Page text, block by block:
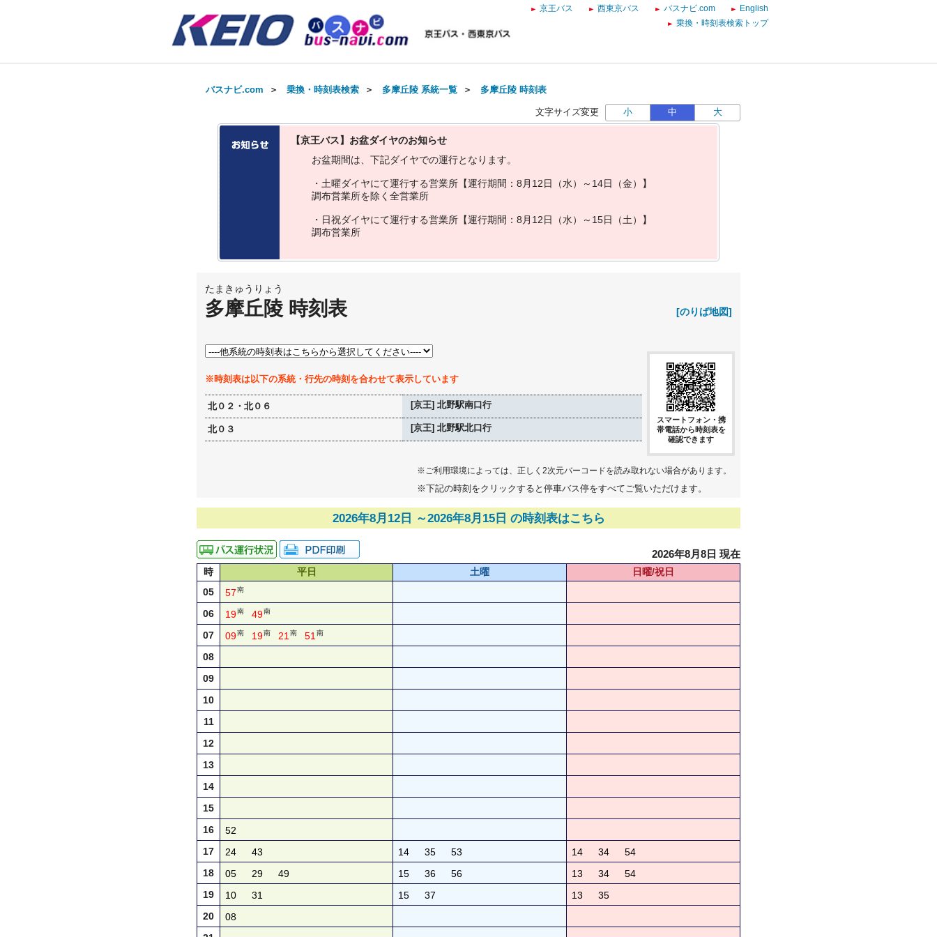
京王バス 西東京バス バスナビ.com
English
乗換・時刻表検索トップ
バスナビ.com ＞ 乗換・時刻表検索 ＞ 多摩丘陵 系統一覧 ＞ 多摩丘陵 時刻表
文字サイズ変更 小 中 大
【京王バス】お盆ダイヤのお知らせ
お盆期間は 下記ダイヤでの運行と な り ます。
・ 土曜ダイヤにて運行する営業所 【運行期間 ： 8 月 1 2日 （水） ～ 14日 （金）
】
調布営業所を除 く 全営業所
・ 日祝ダイヤにて運行する営業所 【運行期間 ： 8 月 1 2日 （水） ～ 15日 （土）
】
調布営業所
たまきゅうりょう
多摩丘陵 時刻表 [のりば地図]
※時刻表は以下の系統・行先の時刻を合わせて表示しています
北０２・北０６ [京王] 北野駅南口行
北０３ [京王] 北野駅北口行
スマートフォン・携
帯電話から時刻表を
確認できます
※ご利用環境によっては、正しく2次元バーコードを読み取れない場合があります。
※下記の時刻をクリックすると停車バス停をすべてご覧いただけます。
2026年8月12日 ～2026年8月15日 の時刻表はこちら
2026年8月8日 現在
時 平日 土曜
日曜/祝日
05
57南
06 19南 49南
07 09南 19南 21 南 51 南
08
09
10
11
12
13
14
15
16
52
17
24 43 14 35 53 14 34
54
18
05 29 49 15 36 56 13 34
54
19
10 31 15 37 13
35
20
08